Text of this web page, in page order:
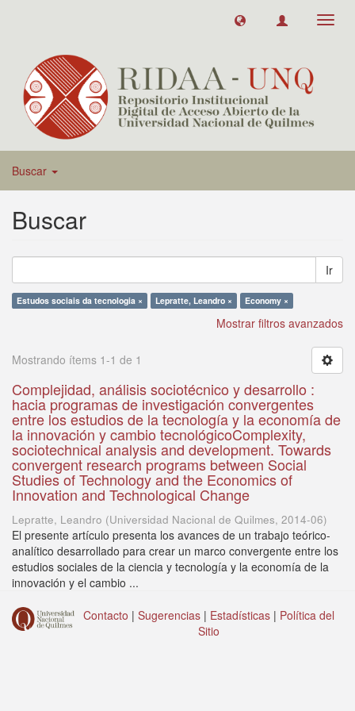
Buscar
Buscar
Ir
Estudos sociais da tecnologia × Lepratte, Leandro × Economy ×
Mostrar filtros avanzados
Mostrando ítems 1-1 de 1
Complejidad, análisis sociotécnico y desarrollo :
hacia programas de investigación convergentes
entre los estudios de la tecnología y la economía de
la innovación y cambio tecnológicoComplexity,
sociotechnical analysis and development. Towards
convergent research programs between Social
Studies of Technology and the Economics of
Innovation and Technological Change
Lepratte, Leandro (Universidad Nacional de Quilmes, 2014-06)
El presente artículo presenta los avances de un trabajo teórico-
analítico desarrollado para crear un marco convergente entre los
estudios sociales de la ciencia y tecnología y la economía de la
innovación y el cambio ...
Contacto | Sugerencias | Estadísticas | Política del
Sitio